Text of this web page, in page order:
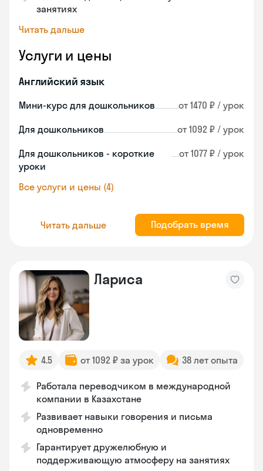
занятиях
Читать дальше
Услуги и цены
Английский язык
Мини-курс для дошкольников от 1470 ₽ / урок
Для дошкольников от 1092 ₽ / урок
Для дошкольников - короткие
уроки
от 1077 ₽ / урок
Все услуги и цены (4)
Читать дальше Подобрать время
Лариса
4.5 от 1092 ₽ за урок 38 лет опыта
Работала переводчиком в международной
компании в Казахстане
Развивает навыки говорения и письма
одновременно
Гарантирует дружелюбную и
поддерживающую атмосферу на занятиях